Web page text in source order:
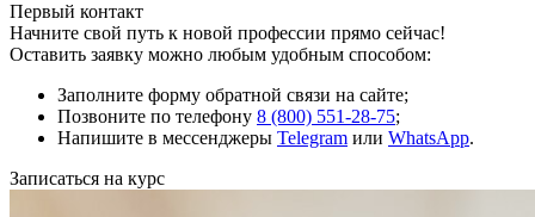
Первый контакт
Начните свой путь к новой профессии прямо сейчас!
Оставить заявку можно любым удобным способом:
Заполните форму обратной связи на сайте;
Позвоните по телефону 8 (800) 551-28-75;
Напишите в мессенджеры Telegram или WhatsApp.
Записаться на курс